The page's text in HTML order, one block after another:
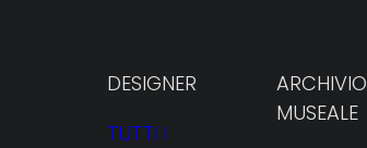
DESIGNER
TUTTI I
ARCHIVIO
MUSEALE